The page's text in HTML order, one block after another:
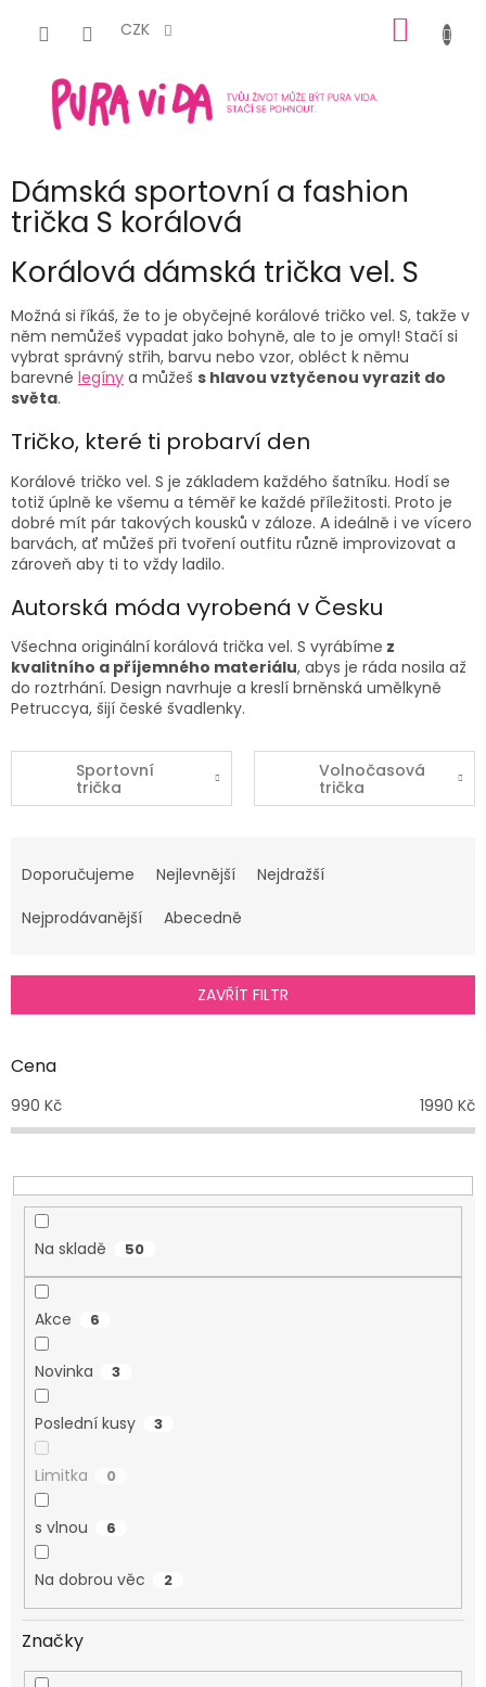
CZK
KOŠÍK
Dámská sportovní a fashion
trička S korálová
Korálová dámská trička vel. S
Možná si říkáš, že to je obyčejné korálové tričko vel. S, takže v
něm nemůžeš vypadat jako bohyně, ale to je omyl! Stačí si
vybrat správný střih, barvu nebo vzor, obléct k němu
barevné legíny a můžeš s hlavou vztyčenou vyrazit do
světa.
Tričko, které ti probarví den
Korálové tričko vel. S je základem každého šatníku. Hodí se
totiž úplně ke všemu a téměř ke každé příležitosti. Proto je
dobré mít pár takových kousků v záloze. A ideálně i ve vícero
barvách, ať můžeš při tvoření outfitu různě improvizovat a
zároveň aby ti to vždy ladilo.
Autorská móda vyrobená v Česku
Všechna originální korálová trička vel. S vyrábíme z
kvalitního a příjemného materiálu, abys je ráda nosila až
do roztrhání. Design navrhuje a kreslí brněnská umělkyně
Petruccya, šijí české švadlenky.
Sportovní
trička
Volnočasová
trička
a
e
í
r
d
k
t
Doporučujeme Nejlevnější
Nejdražší
Nejprodávanější
Abecedně
ZAVŘÍT FILTR
Cena
990 Kč 1990 Kč
Na skladě 50
Akce 6
Novinka 3
Poslední kusy 3
Limitka 0
s vlnou 6
Na dobrou věc 2
Značky